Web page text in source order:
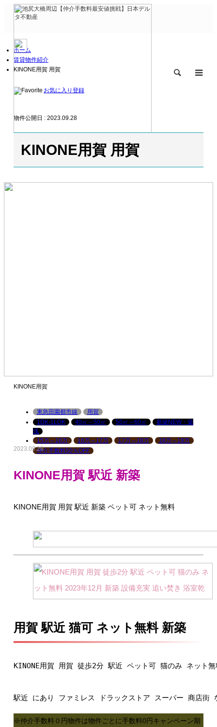
検索
ホーム
賃貸物件紹介
KINONE用賀 用賀
お気に入り登録
物件公開日 : 2023.09.28
KINONE用賀 用賀
KINONE用賀
東急田園都市線
用賀
1DK-1LDK
40㎡～50㎡ 50㎡～60㎡
新築NEW・築
浅
15万～16万
16万～17万 17万～18万
18万～19万
仲介手数料50％OFF
2023.09.28
KINONE用賀 駅近 新築
KINONE用賀 用賀 駅近 新築 ペット可 ネット無料
用賀 駅近 猫可 ネット無料 新築
KINONE用賀 用賀 徒歩2分 駅近 ペット可 猫のみ ネット
駅近 にあり ファミレス ドラックストア スーパー 商店街
※仲介手数料０円物件は物件ごとに手数料0円キャンペーン期